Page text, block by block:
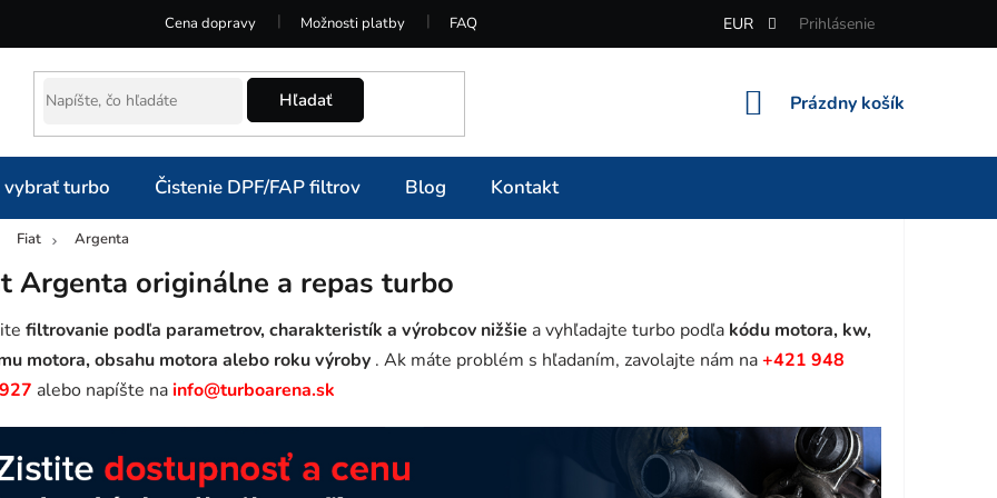
Cena dopravy Možnosti platby FAQ EUR Prihlásenie
Hľadať
NÁKUPNÝ
Prázdny košík
turbo Čistenie DPF/FAP filtrov Blog Kontakt
Fiat Argenta
Argenta originálne a repas turbo
filtrovanie podľa parametrov, charakteristík a výrobcov nižšie a vyhľadajte turbo podľa kódu motora, kw,
motora, obsahu motora alebo roku výroby . Ak máte problém s hľadaním, zavolajte nám na+421 948
alebo napíšte nainfo@turboarena.sk